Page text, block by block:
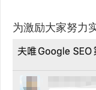
为激励大家努力